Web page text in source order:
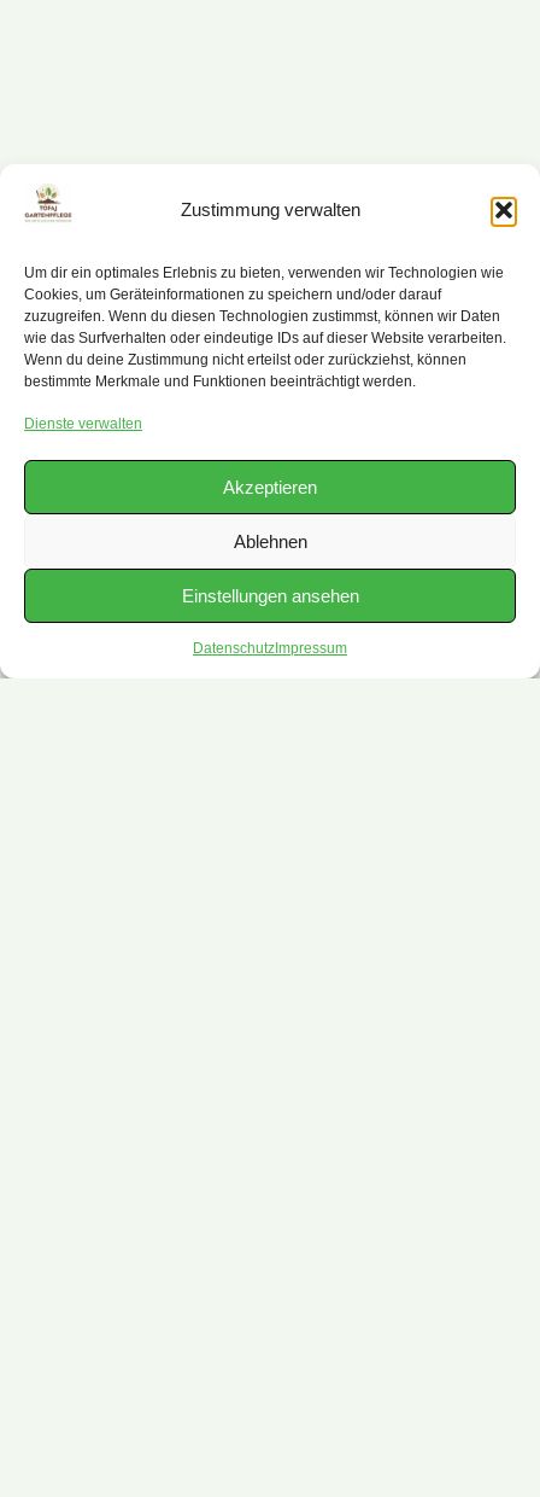
Zustimmung verwalten
Um dir ein optimales Erlebnis zu bieten, verwenden wir Technologien wie
Cookies, um Geräteinformationen zu speichern und/oder darauf
zuzugreifen. Wenn du diesen Technologien zustimmst, können wir Daten
wie das Surfverhalten oder eindeutige IDs auf dieser Website verarbeiten.
Wenn du deine Zustimmung nicht erteilst oder zurückziehst, können
bestimmte Merkmale und Funktionen beeinträchtigt werden.
Dienste verwalten
Akzeptieren
Ablehnen
Einstellungen ansehen
Datenschutz Impressum